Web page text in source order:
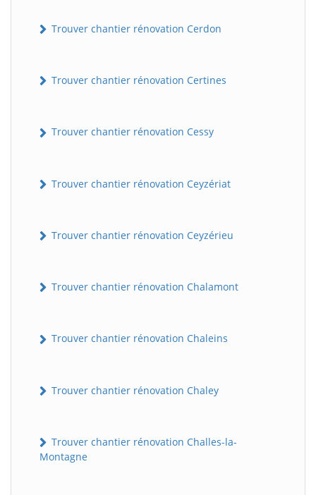
Trouver chantier rénovation Cerdon
Trouver chantier rénovation Certines
Trouver chantier rénovation Cessy
Trouver chantier rénovation Ceyzériat
Trouver chantier rénovation Ceyzérieu
Trouver chantier rénovation Chalamont
Trouver chantier rénovation Chaleins
Trouver chantier rénovation Chaley
Trouver chantier rénovation Challes-la-
Montagne